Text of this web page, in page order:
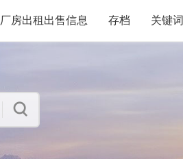
厂房出租出售信息 存档 关键词